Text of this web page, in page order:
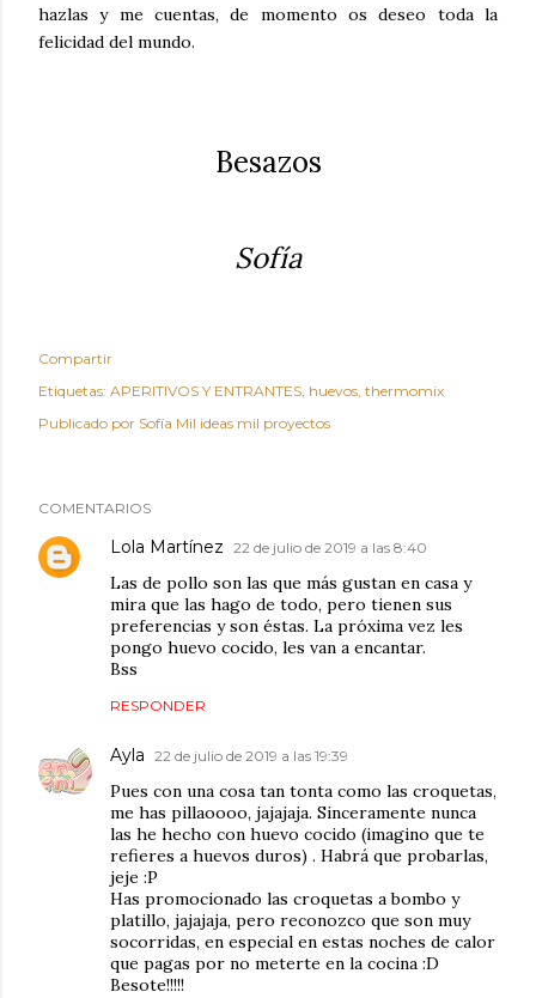
hazlas y me cuentas, de momento os deseo toda la
felicidad del mundo.
Besazos
Sofía
Compartir
Etiquetas: APERITIVOS Y ENTRANTES huevos thermomix
Publicado por Sofía Mil ideas mil proyectos
COMENTARIOS
Lola Martínez 22 de julio de 2019 a las 8:40
Las de pollo son las que más gustan en casa y
mira que las hago de todo, pero tienen sus
preferencias y son éstas. La próxima vez les
pongo huevo cocido, les van a encantar.
Bss
RESPONDER
Ayla 22 de julio de 2019 a las 19:39
Pues con una cosa tan tonta como las croquetas,
me has pillaoooo, jajajaja. Sinceramente nunca
las he hecho con huevo cocido (imagino que te
refieres a huevos duros) . Habrá que probarlas,
jeje :P
Has promocionado las croquetas a bombo y
platillo, jajajaja, pero reconozco que son muy
socorridas, en especial en estas noches de calor
que pagas por no meterte en la cocina :D
Besote!!!!!